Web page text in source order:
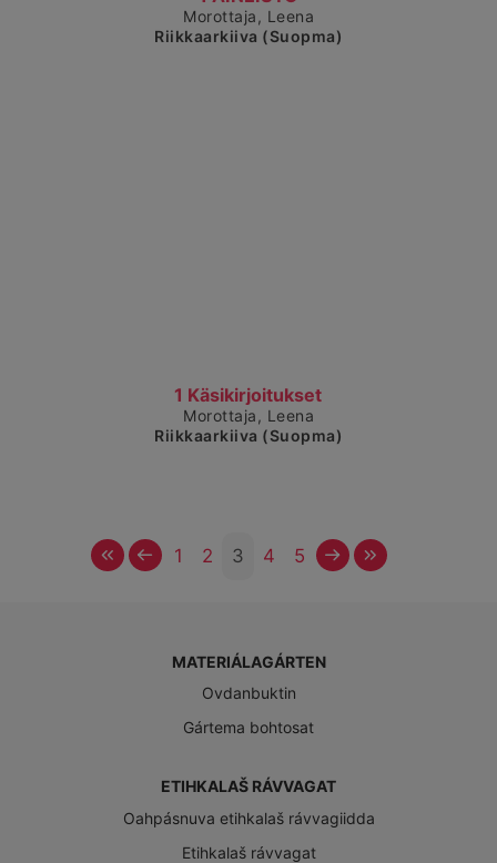
Morottaja, Leena
Riikkaarkiiva (Suopma)
1 Käsikirjoitukset
Čájet dárkkes dieđuid
Morottaja, Leena
Riikkaarkiiva (Suopma)
Vuosttaš
Ovddit
1 2 3 4 5 Čuovvovaš
Maŋemus
MATERIÁLAGÁRTEN
Ovdanbuktin
Gártema bohtosat
ETIHKALAŠ RÁVVAGAT
Oahpásnuva etihkalaš rávvagiidda
Etihkalaš rávvagat